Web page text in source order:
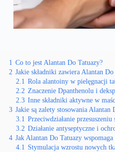
1 Co to jest Alantan Do Tatuazy?
2 Jakie składniki zawiera Alantan Do
2.1 Rola alantoiny w pielęgnacji
2.2 Znaczenie Dpanthenolu i
2.3 Inne składniki aktywne w
3 Jakie są zalety stosowania Alantan
3.1 Przeciwdziałanie przesuszeniu
3.2 Działanie antyseptyczne i
4 Jak Alantan Do Tatuazy
4.1 Stymulacja wzrostu nowych